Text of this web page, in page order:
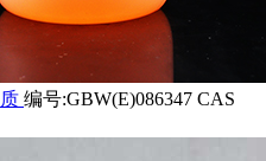
编号:GBW(E)086347 CAS